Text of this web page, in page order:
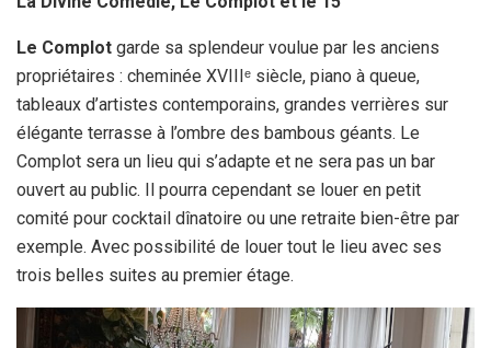
Le Complot garde sa splendeur voulue par les anciens
propriétaires : cheminée XVIIIᵉ siècle, piano à queue,
tableaux d’artistes contemporains, grandes verrières sur
élégante terrasse à l’ombre des bambous géants. Le
Complot sera un lieu qui s’adapte et ne sera pas un bar
ouvert au public. Il pourra cependant se louer en petit
comité pour cocktail dînatoire ou une retraite bien-être par
exemple. Avec possibilité de louer tout le lieu avec ses
trois belles suites au premier étage.